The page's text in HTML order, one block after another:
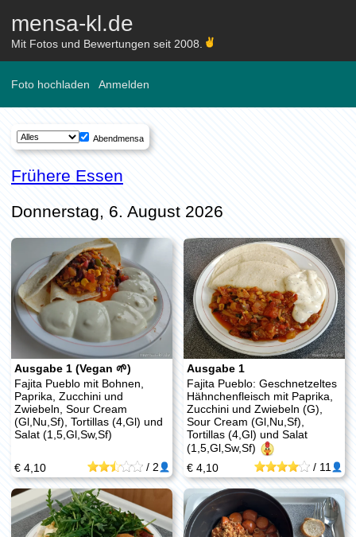
mensa-kl.de
Mit Fotos und Bewertungen seit 2008.
Foto hochladen Anmelden
Abendmensa
Frühere Essen
Donnerstag, 6. August 2026
Ausgabe 1 (Vegan 🌱)
Fajita Pueblo mit Bohnen,
Paprika, Zucchini und
Zwiebeln, Sour Cream
(Gl,Nu,Sf), Tortillas (4,Gl) und
Salat (1,5,Gl,Sw,Sf)
€ 4,10 / 2
Ausgabe 1
Fajita Pueblo: Geschnetzeltes
Hähnchenfleisch mit Paprika,
Zucchini und Zwiebeln (G),
Sour Cream (Gl,Nu,Sf),
Tortillas (4,Gl) und Salat
(1,5,Gl,Sw,Sf)
€ 4,10
/ 11